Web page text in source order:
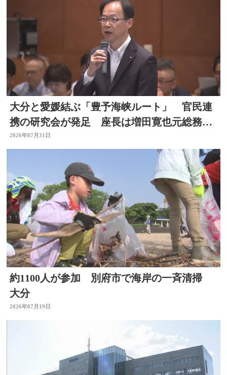
大分と愛媛結ぶ「豊予海峡ルート」 官民連
携の研究会が発足 座長は増田寛也元総務大
臣 大分
2026年07月31日
約1100人が参加 別府市で海岸の一斉清掃
大分
2026年07月19日